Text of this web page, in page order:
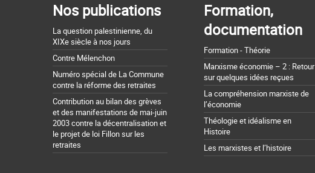
Nos publications
La question palestinienne, du
XIXe siècle à nos jours
Contre Mélenchon
Numéro spécial de La Commune
contre la réforme des retraites
Contribution au bilan des grèves
et des manifestations de mai-juin
2003 contre la décentralisation et
le projet de loi Fillon sur les
retraites
Formation,
documentation
Formation - Théorie
Marxisme économie – 2 : Retour
sur quelques idées reçues
La compréhension marxiste de
l’économie
Théologie et idéalisme en
Histoire
Les marxistes et l’histoire